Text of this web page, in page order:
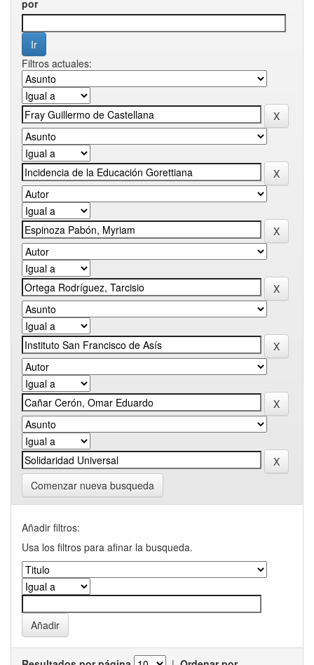
por
Filtros actuales:
Comenzar nueva busqueda
Añadir filtros:
Usa los filtros para afinar la busqueda.